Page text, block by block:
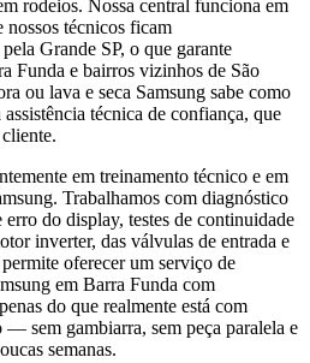
rodeios. Nossa central funciona em
nossos técnicos ficam
Grande SP, o que garante
Funda e bairros vizinhos de São
ou lava e seca Samsung sabe como
técnica de confiança, que
em treinamento técnico e em
Trabalhamos com diagnóstico
do display, testes de continuidade
inverter, das válvulas de entrada e
oferecer um serviço de
em Barra Funda com
do que realmente está com
sem gambiarra, sem peça paralela e
semanas.